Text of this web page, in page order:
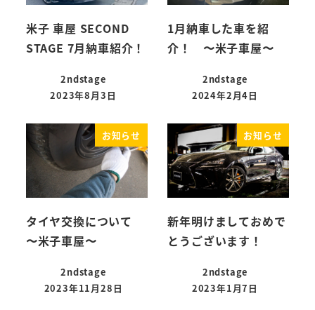
米子 車屋 SECOND
STAGE 7月納車紹介！
2ndstage
2023年8月3日
1月納車した車を紹
介！ 〜米子車屋〜
2ndstage
2024年2月4日
お知らせ
タイヤ交換について
〜米子車屋〜
2ndstage
2023年11月28日
お知らせ
新年明けましておめで
とうございます！
2ndstage
2023年1月7日